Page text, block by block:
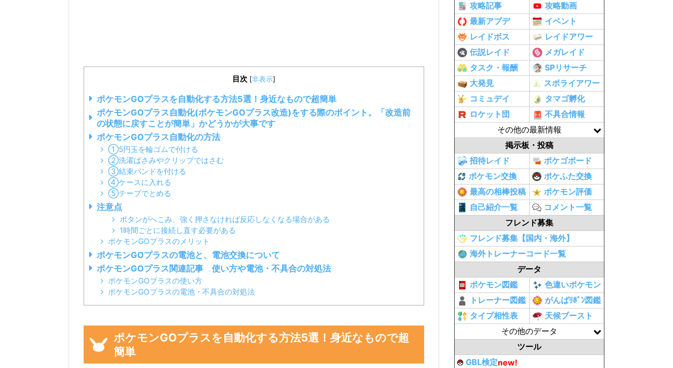
目次 [非表示]
ポケモンGOプラスを自動化する方法5選！身近なもので超簡単
ポケモンGOプラス自動化(ポケモンGOプラス改造)をする際のポイント。「改造前
の状態に戻すことが簡単」かどうかが大事です
ポケモンGOプラス自動化の方法
①5円玉を輪ゴムで付ける
②洗濯ばさみやクリップではさむ
③結束バンドを付ける
④ケースに入れる
⑤テープでとめる
注意点
ボタンがへこみ、強く押さなければ反応しなくなる場合がある
1時間ごとに接続し直す必要がある
ポケモンGOプラスのメリット
ポケモンGOプラスの電池と、電池交換について
ポケモンGOプラス関連記事 使い方や電池・不具合の対処法
ポケモンGOプラスの使い方
ポケモンGOプラスの電池・不具合の対処法
ポケモンGOプラスを自動化する方法5選！身近なもので超
簡単
攻略記事
攻略動画
最新アプデ
イベント
レイドボス
レイドアワー
伝説レイド
メガレイド
タスク・報酬
SPリサーチ
大発見
スポライアワー
コミュデイ
タマゴ孵化
ロケット団
不具合情報
その他の最新情報
掲示板・投稿
招待レイド
ポケゴボード
ポケモン交換
ポケふた交換
最高の相棒投稿
ポケモン評価
自己紹介一覧
コメント一覧
フレンド募集
フレンド募集【国内・海外】
海外トレーナーコード一覧
データ
ポケモン図鑑
色違いポケモン
トレーナー図鑑
がんばﾘﾎﾞﾝ図鑑
タイプ相性表
天候ブースト
その他のデータ
ツール
GBL検定new!